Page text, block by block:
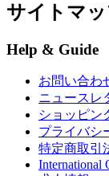
サイトマ
Help & Guide
お問い合わ
ニュースレ
ショッピン
プライバシ
特定商取引
International